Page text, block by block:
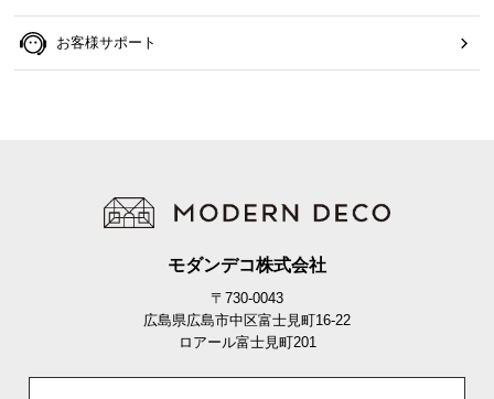
お客様サポート
モダンデコ株式会社
〒730-0043
広島県広島市中区富士見町16-22
ロアール富士見町201